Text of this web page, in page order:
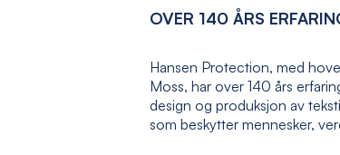
OVER 140 ÅRS
Hansen Protection, med
Moss, har over 140 års
design og produksjon av
som beskytter mennesker,